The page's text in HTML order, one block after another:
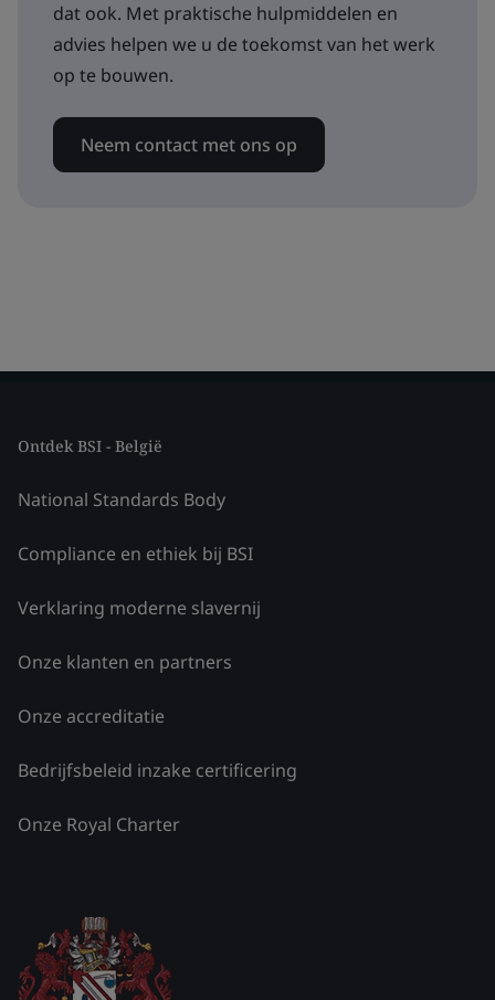
dat ook. Met praktische hulpmiddelen en
advies helpen we u de toekomst van het werk
op te bouwen.
Neem contact met ons op
Ontdek BSI - België
National Standards Body
Compliance en ethiek bij BSI
Verklaring moderne slavernij
Onze klanten en partners
Onze accreditatie
Bedrijfsbeleid inzake certificering
Onze Royal Charter